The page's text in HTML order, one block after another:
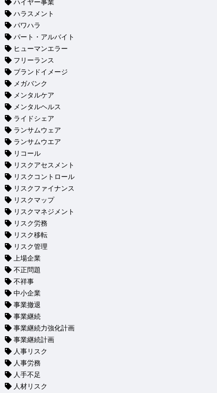
ハイヤー事業
ハラスメント
パワハラ
パート・アルバイト
ヒューマンエラー
フリーランス
ブランドイメージ
メガバンク
メンタルケア
メンタルヘルス
ライドシェア
ランサムウェア
ランサムウエア
リコール
リスクアセスメント
リスクコントロール
リスクファイナンス
リスクマップ
リスクマネジメント
リスク労務
リスク移転
リスク管理
上場企業
不正問題
不祥事
中小企業
事業撤退
事業継続
事業継続力強化計画
事業継続計画
人事リスク
人事労務
人手不足
人材リスク